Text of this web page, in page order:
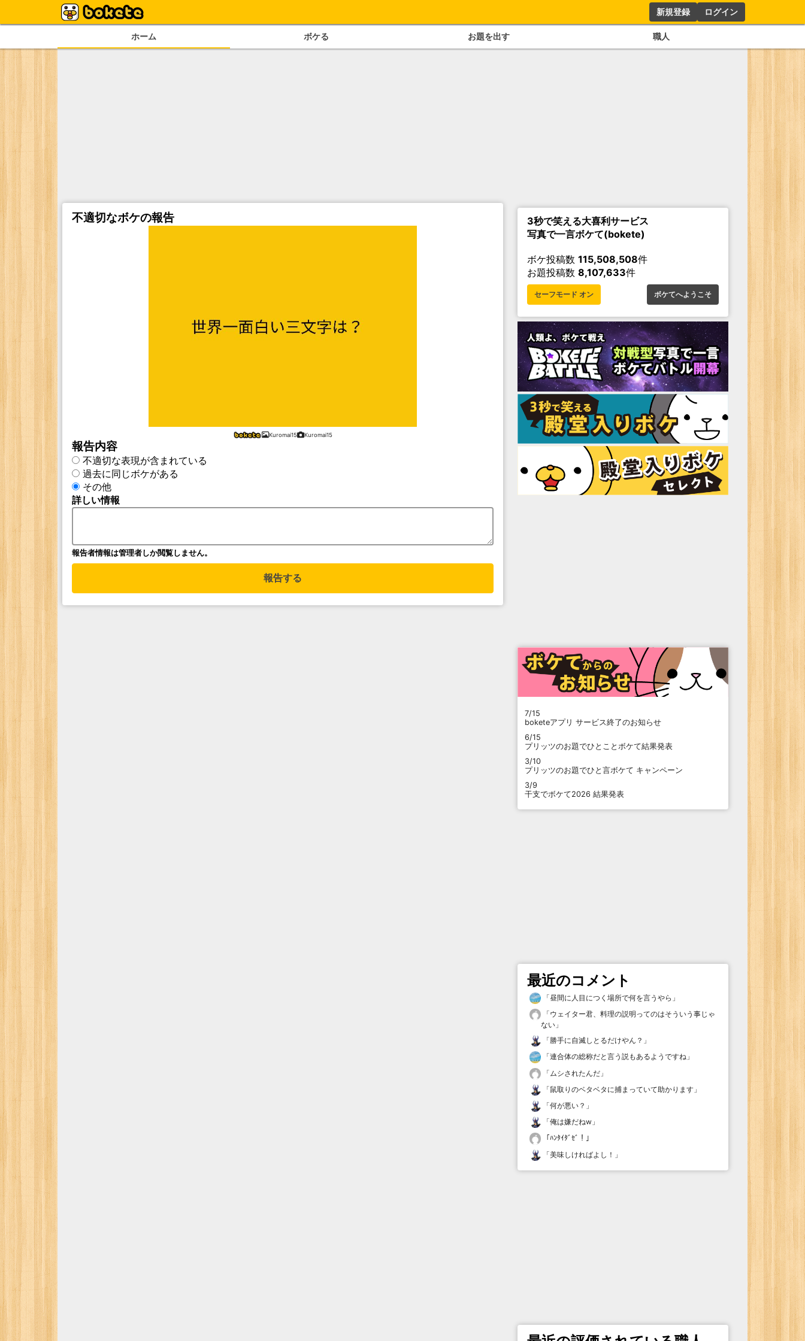
新規登録 ログイン
ホーム ボケる お題を出す 職人
不適切なボケの報告
Kuromai15 Kuromai15
報告内容
不適切な表現が含まれている
過去に同じボケがある
その他
詳しい情報
報告者情報は管理者しか閲覧しません。
報告する
3秒で笑える大喜利サービス
写真で一言ボケて(bokete)
ボケ投稿数 115,508,508件
お題投稿数 8,107,633件
セーフモード オン ボケてへようこそ
7/15
boketeアプリ サービス終了のお知らせ
6/15
プリッツのお題でひとことボケて結果発表
3/10
プリッツのお題でひと言ボケて キャンペーン
3/9
干支でボケて2026 結果発表
最近のコメント
「昼間に人目につく場所で何を言うやら 」
「ウェイター君、料理の説明ってのはそういう事じゃ
ない 」
「勝手に自滅しとるだけやん？ 」
「連合体の総称だと言う説もあるようですね 」
「 ムシされたんだ 」
「鼠取りのベタベタに捕まっていて助かります 」
「何が悪い？ 」
「俺は嫌だねw 」
「ﾊﾝﾀｲﾀﾞｾﾞ！ 」
「美味しければよし！ 」